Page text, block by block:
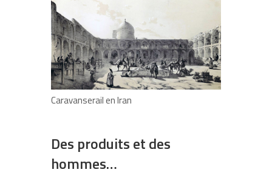
Caravanserail en Iran
Des produits et des
hommes…